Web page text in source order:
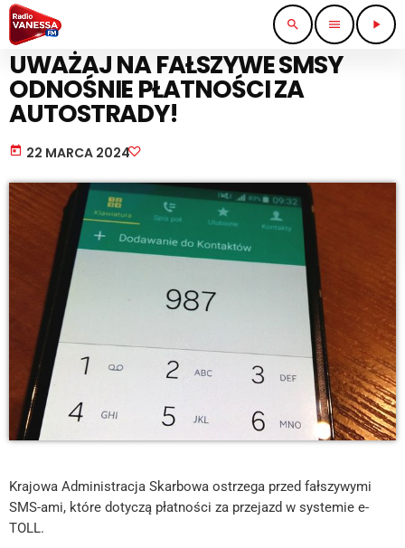
search menu play_arrow
PRACA I BIZNES
UWAŻAJ NA FAŁSZYWE SMSY
ODNOŚNIE PŁATNOŚCI ZA
AUTOSTRADY!
today 22 MARCA 2024
Krajowa Administracja Skarbowa ostrzega przed fałszywymi
SMS-ami, które dotyczą płatności za przejazd w systemie e-
TOLL.